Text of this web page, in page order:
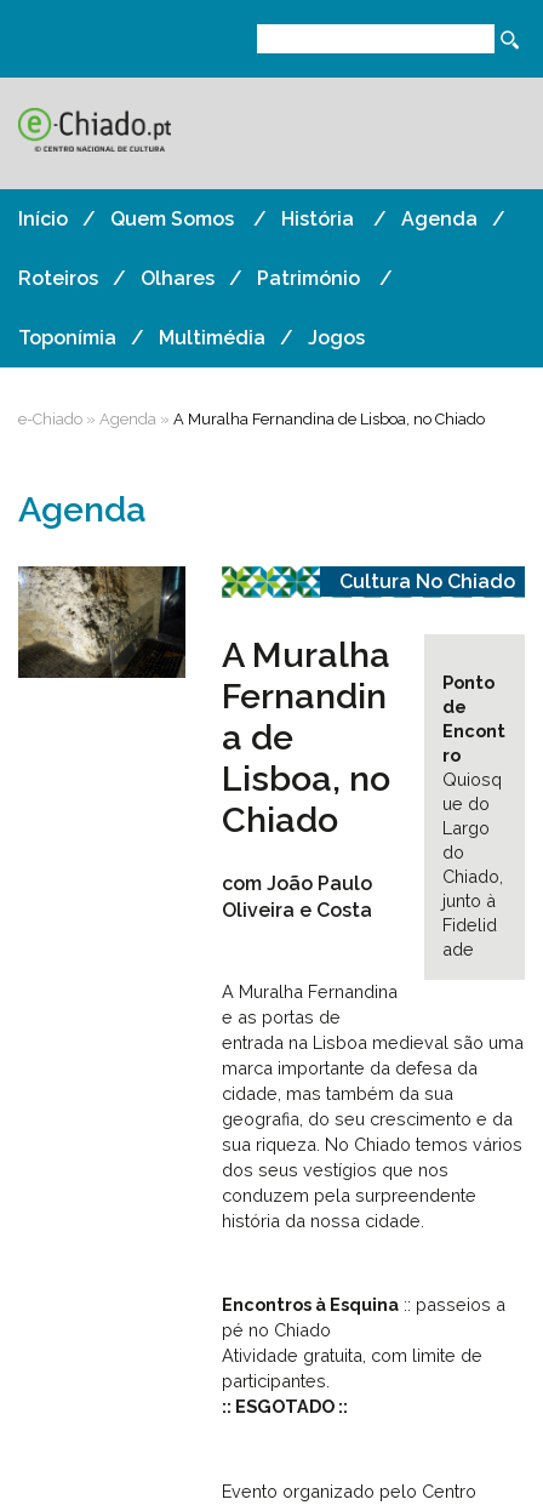
Início Quem Somos História Agenda
Roteiros Olhares Património
Toponímia Multimédia Jogos
e-Chiado » Agenda » A Muralha Fernandina de Lisboa, no Chiado
Agenda
Cultura No Chiado
Ponto
de
Encont
ro
Quiosq
ue do
Largo
do
Chiado,
junto à
Fidelid
ade
A Muralha
Fernandin
a de
Lisboa, no
Chiado
com João Paulo
Oliveira e Costa
A Muralha Fernandina
e as portas de
entrada na Lisboa medieval são uma
marca importante da defesa da
cidade, mas também da sua
geografia, do seu crescimento e da
sua riqueza. No Chiado temos vários
dos seus vestígios que nos
conduzem pela surpreendente
história da nossa cidade.
Encontros à Esquina:: passeios a
pé no Chiado
Atividade gratuita, com limite de
participantes.
:: ESGOTADO ::
Evento organizado pelo Centro